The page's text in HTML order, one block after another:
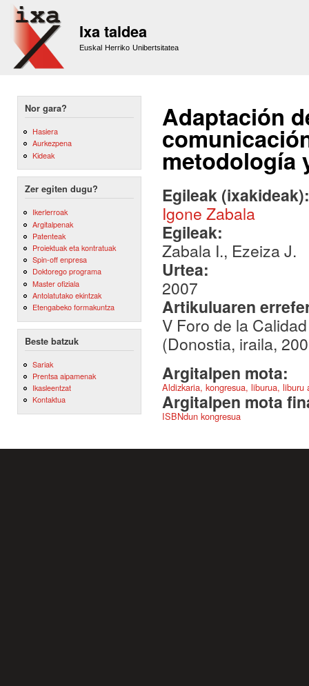
Ixa taldea
Euskal Herriko Unibertsitatea
Nor gara?
Hasiera
Aurkezpena
Kideak
Zer egiten dugu?
Ikerlerroak
Argitalpenak
Patenteak
Proiektuak eta kontratuak
Spin-off enpresa
Doktorego programa
Master ofiziala
Antolatutako ekintzak
Etengabeko formakuntza
Beste batzuk
Sariak
Prentsa aipamenak
Ikasleentzat
Kontaktua
Adaptación
metodología
Egileak
Igone Zabala
Egileak:
Zabala I., Ezeiza J.
Urtea:
2007
Artikuluaren
V Foro de la
(Donostia, iraila,
Argitalpen mota:
Aldizkaria, kongresua, liburua,
Argitalpen mota
ISBNdun kongresua